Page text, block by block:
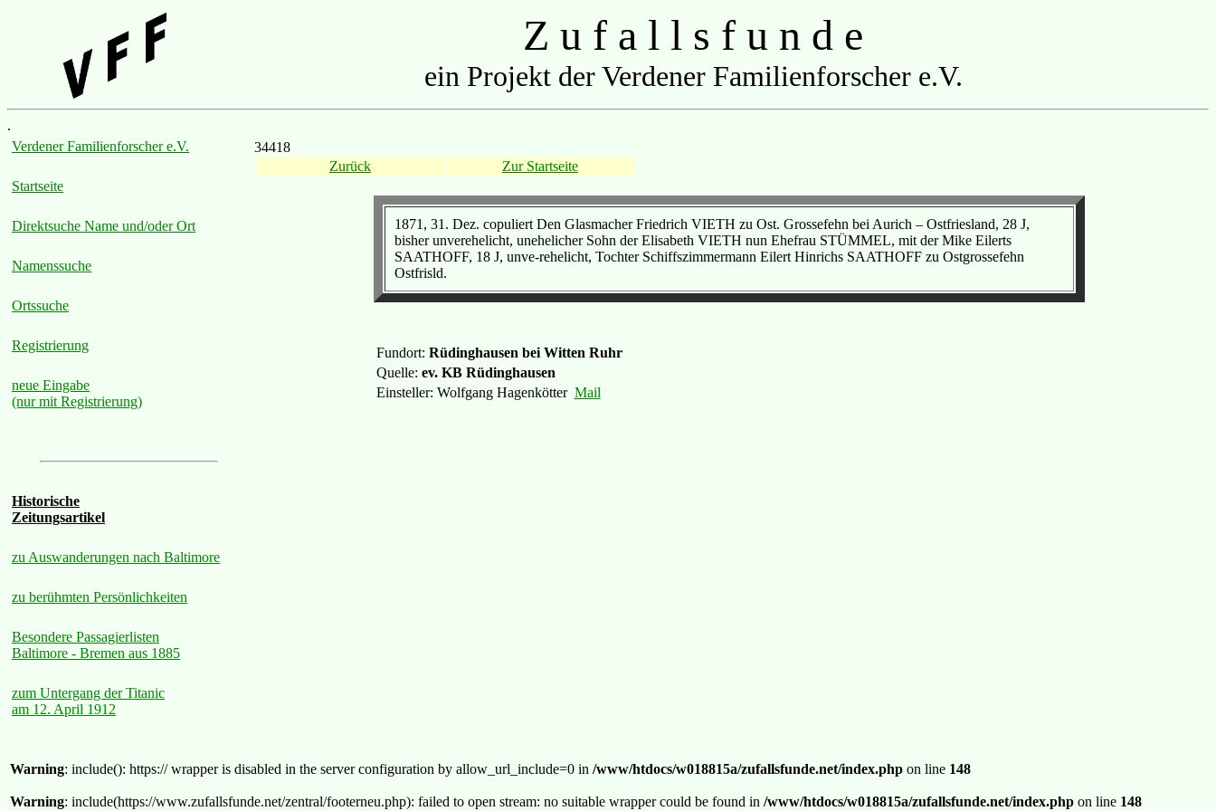
Z u f a l l s f u n d e
ein Projekt der Verdener Familienforscher e.V.
.
Verdener Familienforscher e.V.
Startseite
Direktsuche Name und/oder Ort
Namenssuche
Ortssuche
Registrierung
neue Eingabe
(nur mit Registrierung)
Historische
Zeitungsartikel
zu Auswanderungen nach Baltimore
zu berühmten Persönlichkeiten
Besondere Passagierlisten
Baltimore - Bremen aus 1885
zum Untergang der Titanic
am 12. April 1912
34418
Zurück
Zur Startseite
1871, 31. Dez. copuliert Den Glasmacher Friedrich VIETH zu Ost. Grossefehn bei Aurich – Ostfriesland, 28 J,
bisher unverehelicht, unehelicher Sohn der Elisabeth VIETH nun Ehefrau STÜMMEL, mit der Mike Eilerts
SAATHOFF, 18 J, unve-rehelicht, Tochter Schiffszimmermann Eilert Hinrichs SAATHOFF zu Ostgrossefehn
Ostfrisld.
Fundort: Rüdinghausen bei Witten Ruhr
Quelle: ev. KB Rüdinghausen
Einsteller: Wolfgang Hagenkötter Mail
Warning: include(): https:// wrapper is disabled in the server configuration by allow_url_include=0 in /www/htdocs/w018815a/zufallsfunde.net/index.php on line 148
Warning: include(https://www.zufallsfunde.net/zentral/footerneu.php): failed to open stream: no suitable wrapper could be found in /www/htdocs/w018815a/zufallsfunde.net/index.php on line 148